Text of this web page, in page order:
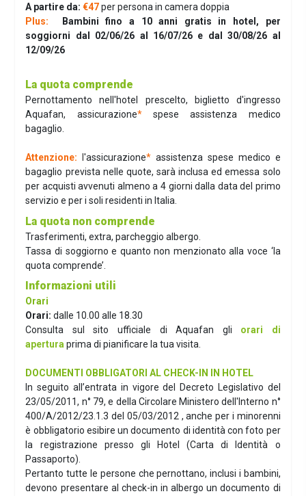
A partire da: €47 per persona in camera doppia
Plus:
Bambini fino a 10 anni gratis in hotel, per
soggiorni dal 02/06/26 al 16/07/26 e dal 30/08/26 al
12/09/26
La quota comprende
Pernottamento nell'hotel prescelto, biglietto d'ingresso
Aquafan, assicurazione*spese assistenza medico
bagaglio.
Attenzione: l'assicurazione* assistenza spese medico e
bagaglio prevista nelle quote, sarà inclusa ed emessa solo
per acquisti avvenuti almeno a 4 giorni dalla data del primo
servizio e per i soli residenti in Italia.
La quota non comprende
Trasferimenti, extra, parcheggio albergo.
Tassa di soggiorno e quanto non menzionato alla voce ‘la
quota comprende’.
Informazioni utili
Orari
Orari:dalle 10.00 alle 18.30
Consulta sul sito ufficiale di Aquafan gli
orari di
apertura prima di pianificare la tua visita.
DOCUMENTI OBBLIGATORI AL CHECK-IN IN HOTEL
In seguito all’entrata in vigore del Decreto Legislativo del
23/05/2011, n° 79, e della Circolare Ministero dell'Interno n°
400/A/2012/23.1.3 del 05/03/2012 , anche per i minorenni
è obbligatorio esibire un documento di identità con foto per
la registrazione presso gli Hotel (Carta di Identità o
Passaporto).
Pertanto tutte le persone che pernottano, inclusi i bambini,
devono presentare al check-in in albergo un documento di